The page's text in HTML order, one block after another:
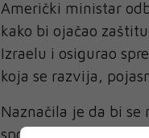
Američki ministar
kako bi ojačao
Izraelu i osigurao
koja se razvija,
Naznačila je da bi
sposobnostima.